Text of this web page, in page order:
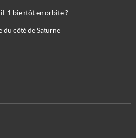
1 bientôt en orbite ?
du côté de Saturne